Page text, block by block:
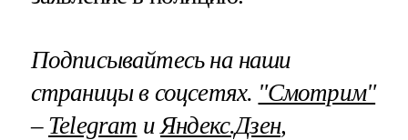
Подписывайтесь на наши
страницы в соцсетях. "Смотрим"
– Telegram и Яндекс.Дзен,